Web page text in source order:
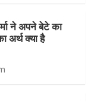
ने अपने बेटे का
अर्थ क्‍या है